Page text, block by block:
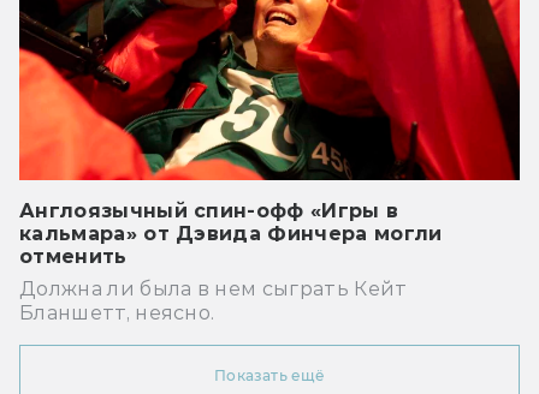
Англоязычный спин-офф «Игры в
кальмара» от Дэвида Финчера могли
отменить
Должна ли была в нем сыграть Кейт
Бланшетт, неясно.
Показать ещё